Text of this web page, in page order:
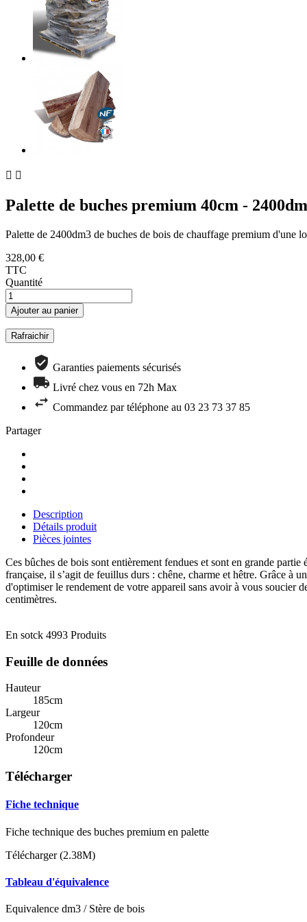
 
Palette de buches premium 40cm -
Palette de 2400dm3 de buches de bois de chauffage premium d'une
328,00 €
TTC
Quantité
Ajouter au panier
Garanties paiements sécurisés
Livré chez vous en 72h Max
Commandez par téléphone au 03 23 73 37 85
Partager
Description
Détails produit
Pièces jointes
Ces bûches de bois sont entièrement fendues et sont en grande
française, il s’agit de feuillus durs : chêne, charme et hêtre. Grâce à
d'optimiser le rendement de votre appareil sans avoir à vous soucier
centimètres.
En sotck 4993 Produits
Feuille de données
Hauteur
185cm
Largeur
120cm
Profondeur
120cm
Télécharger
Fiche technique
Fiche technique des buches premium en palette
Télécharger (2.38M)
Tableau d'équivalence
Equivalence dm3 / Stère de bois